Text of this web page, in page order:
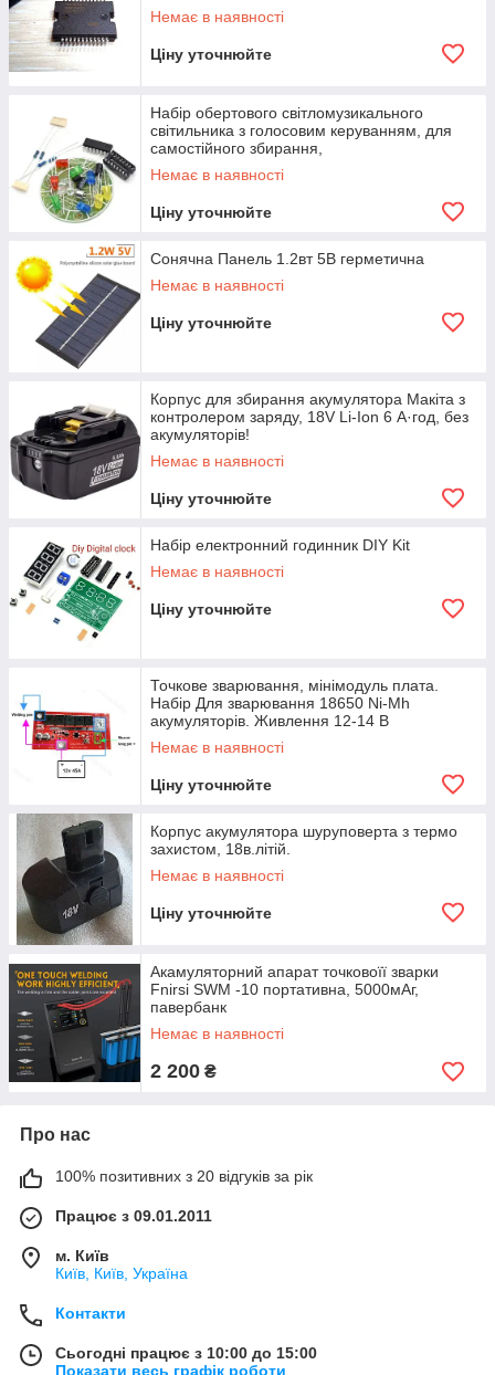
Немає в наявності
Ціну уточнюйте
Набір обертового світломузикального
світильника з голосовим керуванням, для
самостійного збирання,
Немає в наявності
Ціну уточнюйте
Сонячна Панель 1.2вт 5В герметична
Немає в наявності
Ціну уточнюйте
Корпус для збирання акумулятора Макіта з
контролером заряду, 18V Li-Ion 6 А·год, без
акумуляторів!
Немає в наявності
Ціну уточнюйте
Набір електронний годинник DIY Kit
Немає в наявності
Ціну уточнюйте
Точкове зварювання, мінімодуль плата.
Набір Для зварювання 18650 Ni-Mh
акумуляторів. Живлення 12-14 В
Немає в наявності
Ціну уточнюйте
Корпус акумулятора шуруповерта з термо
захистом, 18в.літій.
Немає в наявності
Ціну уточнюйте
Акамуляторний апарат точковоїї зварки
Fnirsi SWM -10 портативна, 5000мАг,
павербанк
Немає в наявності
2 200 ₴
Про нас
100% позитивних з 20 відгуків за рік
Працює з 09.01.2011
м. Київ
Київ, Київ, Україна
Контакти
Сьогодні працює з 10:00 до 15:00
Показати весь графік роботи